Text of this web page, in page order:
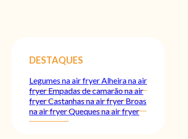
DESTAQUES
Legumes na air fryerAlheira na air
fryerEmpadas de camarão na air
fryerCastanhas na air fryerBroas
na air fryerQueques na air fryer